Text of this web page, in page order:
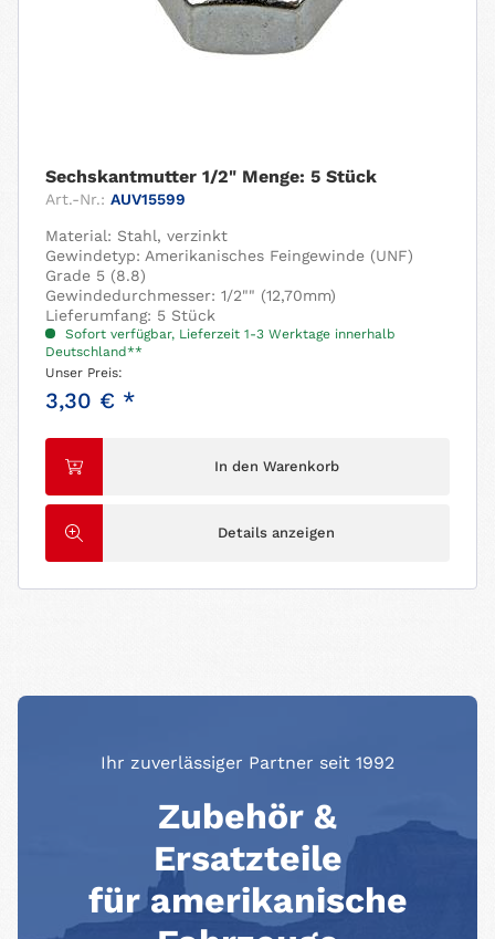
Sechskantmutter 1/2" Menge: 5 Stück
Art.-Nr.: AUV15599
Material: Stahl, verzinkt
Gewindetyp: Amerikanisches Feingewinde (UNF)
Grade 5 (8.8)
Gewindedurchmesser: 1/2"" (12,70mm)
Lieferumfang: 5 Stück
Sofort verfügbar, Lieferzeit 1-3 Werktage innerhalb
Deutschland**
Unser Preis:
3,30 € *
In den Warenkorb
Details anzeigen
Ihr zuverlässiger Partner seit 1992
Zubehör &
Ersatzteile
für amerikanische